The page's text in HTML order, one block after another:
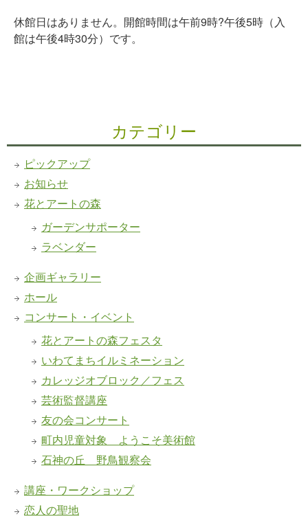
休館日はありません。開館時間は午前9時?午後5時（入
館は午後4時30分）です。
カテゴリー
ピックアップ
お知らせ
花とアートの森
ガーデンサポーター
ラベンダー
企画ギャラリー
ホール
コンサート・イベント
花とアートの森フェスタ
いわてまちイルミネーション
カレッジオブロック／フェス
芸術監督講座
友の会コンサート
町内児童対象 ようこそ美術館
石神の丘 野鳥観察会
講座・ワークショップ
恋人の聖地